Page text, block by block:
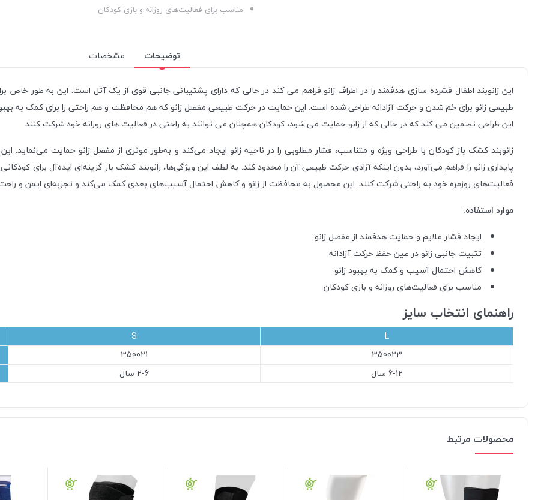
مناسب برای فعالیت‌های روزانه و بازی کودکان
توضیحات مشخصات
این زانوبند اطفال فشرده سازی هدفمند را در اطراف زانو فراهم می کند در حالی که دارای پشتیبانی جانبی قوی از یک آتل است. این به طور خاص
طبیعی زانو برای خم شدن و حرکت آزادانه طراحی شده است. این حمایت در حرکت طبیعی مفصل زانو که هم محافظت و هم راحتی را برای کمک به
این طراحی تضمین می کند که در حالی که از زانو حمایت می شود، کودکان همچنان می توانند به راحتی در فعالیت های روزانه خود شرکت کنند
زانوبند کشک باز کودکان با طراحی ویژه و متناسب، فشار مطلوبی را در ناحیه زانو ایجاد می‌کند و به‌طور موثری از مفصل زانو حمایت
پایداری زانو را فراهم می‌آورد، بدون اینکه آزادی حرکت طبیعی آن را محدود کند. به لطف این ویژگی‌ها، زانوبند کشک باز گزینه‌ای ایده‌آل برای
فعالیت‌های روزمره خود به راحتی شرکت کنند. این محصول به محافظت از زانو و کاهش احتمال آسیب‌های بعدی کمک می‌کند و تجربه‌ای ایمن و
موارد استفاده:
ایجاد فشار ملایم و حمایت هدفمند از مفصل زانو
تثبیت جانبی زانو در عین حفظ حرکت آزادانه
کاهش احتمال آسیب و کمک به بهبود زانو
مناسب برای فعالیت‌های روزانه و بازی کودکان
راهنمای انتخاب سایز
L
S
350023
350021
6-12 سال
2-6 سال
محصولات مرتبط